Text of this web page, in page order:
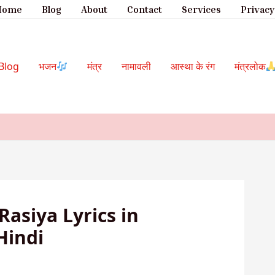
Blog About Contact Services
भजन मंत्र नामावली आस्था के रंग मंत्रलोक
Lyrics in